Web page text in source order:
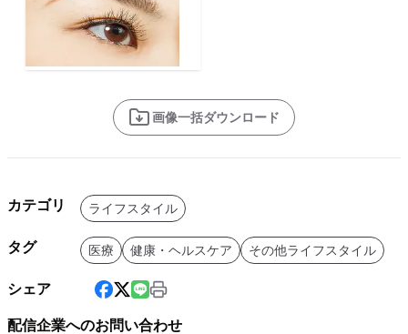
画像一括ダウンロード
カテゴリ ライフスタイル
タグ 医療 健康・ヘルスケア その他ライフスタイル
シェア
配信企業へのお問い合わせ